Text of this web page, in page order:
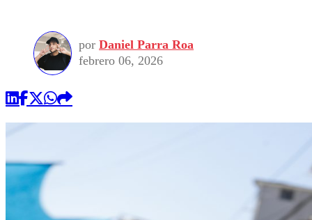
por Daniel Parra Roa
febrero 06, 2026